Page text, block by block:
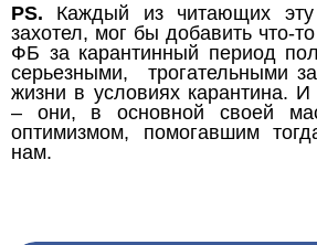
PS. Каждый из читающих
захотел, мог бы добавить что-
ФБ за карантинный период
серьезными, трогательными
жизни в условиях карантина. И
– они, в основной своей
оптимизмом, помогавшим
нам.